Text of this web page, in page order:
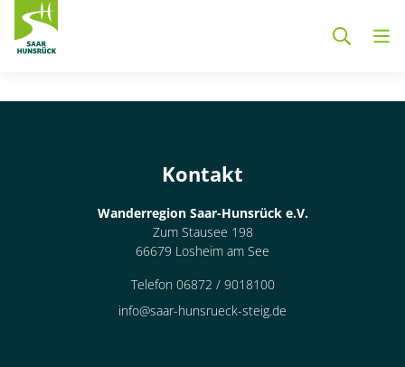
Kontakt
Wanderregion Saar-Hunsrück e.V.
Zum Stausee 198
66679 Losheim am See
Telefon 06872 / 9018100
info@saar-hunsrueck-steig.de